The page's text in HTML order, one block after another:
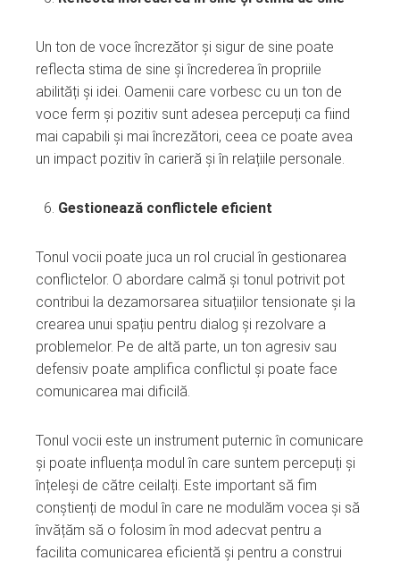
Un ton de voce încrezător și sigur de sine poate
reflecta stima de sine și încrederea în propriile
abilități și idei. Oamenii care vorbesc cu un ton de
voce ferm și pozitiv sunt adesea percepuți ca fiind
mai capabili și mai încrezători, ceea ce poate avea
un impact pozitiv în carieră și în relațiile personale.
Gestionează conflictele eficient
Tonul vocii poate juca un rol crucial în gestionarea
conflictelor. O abordare calmă și tonul potrivit pot
contribui la dezamorsarea situațiilor tensionate și la
crearea unui spațiu pentru dialog și rezolvare a
problemelor. Pe de altă parte, un ton agresiv sau
defensiv poate amplifica conflictul și poate face
comunicarea mai dificilă.
Tonul vocii este un instrument puternic în comunicare
și poate influența modul în care suntem percepuți și
înțeleși de către ceilalți. Este important să fim
conștienți de modul în care ne modulăm vocea și să
învățăm să o folosim în mod adecvat pentru a
facilita comunicarea eficientă și pentru a construi